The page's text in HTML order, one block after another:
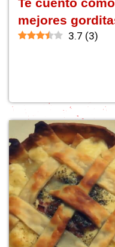
mejores
3.7 (3)